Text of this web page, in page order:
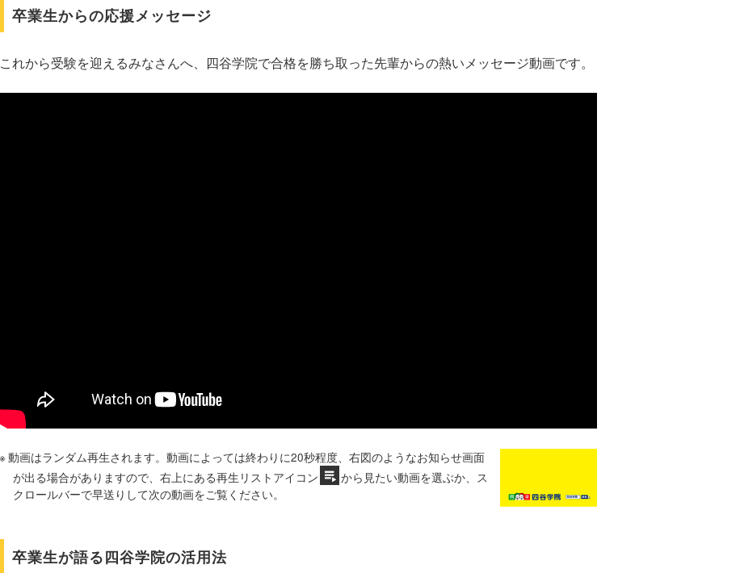
卒業生からの応援メッセージ
これから受験を迎えるみなさんへ、四谷学院で合格を勝ち取った先輩からの熱いメッセージ動画です。
動画はランダム再生されます。動画によっては終わりに20秒程度、右図のようなお知らせ画面
が出る場合がありますので、右上にある再生リストアイコン
から見たい動画を選ぶか、ス
クロールバーで早送りして次の動画をご覧ください。
卒業生が語る四谷学院の活用法